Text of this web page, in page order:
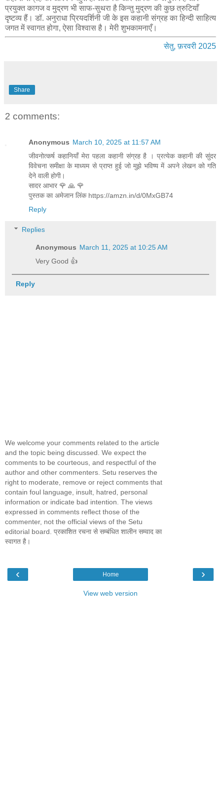
प्रयुक्त कागज व मुद्रण भी साफ-सुथरा है किन्तु मुद्रण की कुछ त्रुटियाँ
दृष्टव्य हैं। डॉ. अनुराधा प्रियदर्शिनी जी के इस कहानी संग्रह का हिन्दी साहित्य
जगत में स्वागत होगा, ऐसा विश्वास है। मेरी शुभकामनाएँ।
सेतु, फ़रवरी 2025
Share
2 comments:
Anonymous March 10, 2025 at 11:57 AM
जीवनोत्कर्ष कहानियाँ मेरा पहला कहानी संग्रह है । प्रत्येक कहानी की सुंदर
विवेचना समीक्षा के माध्यम से प्राप्त हुई जो मुझे भविष्य में अपने लेखन को गति
देने वाली होगी।
सादर आभार 🌹 🙏 🌹
पुस्तक का अमेजान लिंक https://amzn.in/d/0MxGB74
Reply
Replies
Anonymous March 11, 2025 at 10:25 AM
Very Good 👍
Reply
We welcome your comments related to the article
and the topic being discussed. We expect the
comments to be courteous, and respectful of the
author and other commenters. Setu reserves the
right to moderate, remove or reject comments that
contain foul language, insult, hatred, personal
information or indicate bad intention. The views
expressed in comments reflect those of the
commenter, not the official views of the Setu
editorial board. प्रकाशित रचना से सम्बंधित शालीन सम्वाद का
स्वागत है।
‹ ›
Home
View web version